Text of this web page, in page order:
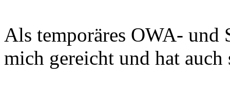
Als temporäres OWA-
mich gereicht und hat